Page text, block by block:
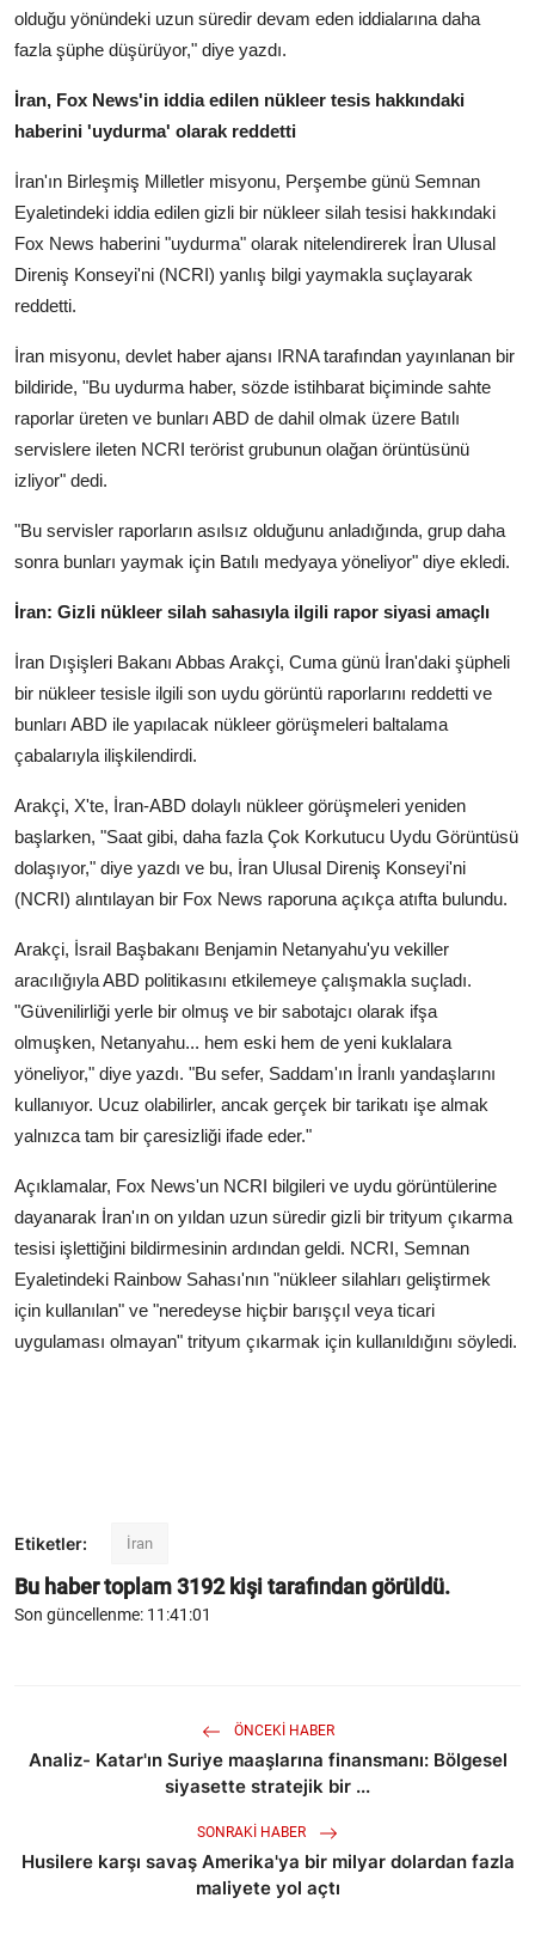
olduğu yönündeki uzun süredir devam eden iddialarına daha
fazla şüphe düşürüyor," diye yazdı.
İran, Fox News'in iddia edilen nükleer tesis hakkındaki
haberini 'uydurma' olarak reddetti
İran'ın Birleşmiş Milletler misyonu, Perşembe günü Semnan
Eyaletindeki iddia edilen gizli bir nükleer silah tesisi hakkındaki
Fox News haberini "uydurma" olarak nitelendirerek İran Ulusal
Direniş Konseyi'ni (NCRI) yanlış bilgi yaymakla suçlayarak
reddetti.
İran misyonu, devlet haber ajansı IRNA tarafından yayınlanan bir
bildiride, "Bu uydurma haber, sözde istihbarat biçiminde sahte
raporlar üreten ve bunları ABD de dahil olmak üzere Batılı
servislere ileten NCRI terörist grubunun olağan örüntüsünü
izliyor" dedi.
"Bu servisler raporların asılsız olduğunu anladığında, grup daha
sonra bunları yaymak için Batılı medyaya yöneliyor" diye ekledi.
İran: Gizli nükleer silah sahasıyla ilgili rapor siyasi amaçlı
İran Dışişleri Bakanı Abbas Arakçi, Cuma günü İran'daki şüpheli
bir nükleer tesisle ilgili son uydu görüntü raporlarını reddetti ve
bunları ABD ile yapılacak nükleer görüşmeleri baltalama
çabalarıyla ilişkilendirdi.
Arakçi, X'te, İran-ABD dolaylı nükleer görüşmeleri yeniden
başlarken, "Saat gibi, daha fazla Çok Korkutucu Uydu Görüntüsü
dolaşıyor," diye yazdı ve bu, İran Ulusal Direniş Konseyi'ni
(NCRI) alıntılayan bir Fox News raporuna açıkça atıfta bulundu.
Arakçi, İsrail Başbakanı Benjamin Netanyahu'yu vekiller
aracılığıyla ABD politikasını etkilemeye çalışmakla suçladı.
"Güvenilirliği yerle bir olmuş ve bir sabotajcı olarak ifşa
olmuşken, Netanyahu... hem eski hem de yeni kuklalara
yöneliyor," diye yazdı. "Bu sefer, Saddam'ın İranlı yandaşlarını
kullanıyor. Ucuz olabilirler, ancak gerçek bir tarikatı işe almak
yalnızca tam bir çaresizliği ifade eder."
Açıklamalar, Fox News'un NCRI bilgileri ve uydu görüntülerine
dayanarak İran'ın on yıldan uzun süredir gizli bir trityum çıkarma
tesisi işlettiğini bildirmesinin ardından geldi. NCRI, Semnan
Eyaletindeki Rainbow Sahası'nın "nükleer silahları geliştirmek
için kullanılan" ve "neredeyse hiçbir barışçıl veya ticari
uygulaması olmayan" trityum çıkarmak için kullanıldığını söyledi.
Etiketler: İran
Bu haber toplam3192kişi tarafından görüldü.
Son güncellenme: 11:41:01
ÖNCEKI HABER
Analiz- Katar'ın Suriye maaşlarına finansmanı: Bölgesel
siyasette stratejik bir ...
SONRAKI HABER
Husilere karşı savaş Amerika'ya bir milyar dolardan fazla
maliyete yol açtı